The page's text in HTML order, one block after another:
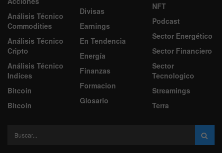
Análisis Técnico
Commodities
Análisis Técnico
Cripto
Análisis Técnico
Indices
Bitcoin
Bitcoin
Divisas
Earnings
En Tendencia
Energía
Finanzas
Formacion
Glosario
NFT
Podcast
Sector Energético
Sector Financiero
Sector
Tecnologico
Streamings
Terra